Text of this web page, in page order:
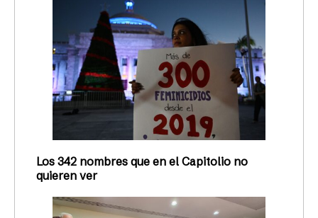
Los 342 nombres que en el Capitolio no
quieren ver